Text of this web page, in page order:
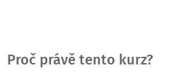
Proč právě tento kurz?